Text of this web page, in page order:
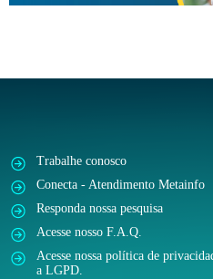
Trabalhe conosco
Conecta - Atendimento Metainfo
Responda nossa pesquisa
Acesse nosso F.A.Q.
Acesse nossa política de
a LGPD.